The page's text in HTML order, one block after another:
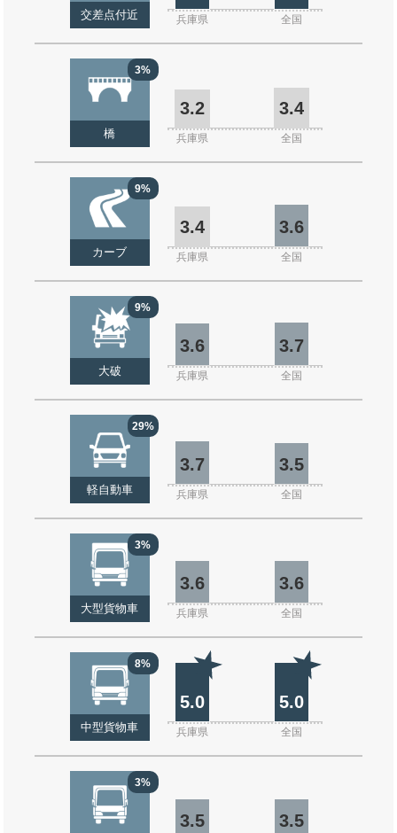
交差点付近 兵庫県 全国
3%
橋
3.2 3.4
兵庫県 全国
9%
カーブ
3.4 3.6
兵庫県 全国
9%
大破
3.6 3.7
兵庫県 全国
29%
軽自動車
3.7 3.5
兵庫県 全国
3%
大型貨物車
3.6 3.6
兵庫県 全国
8%
中型貨物車
5.0 5.0
兵庫県 全国
3%
3.5 3.5